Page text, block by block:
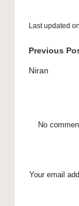
Last updated
Previous
Niran
No
Your email